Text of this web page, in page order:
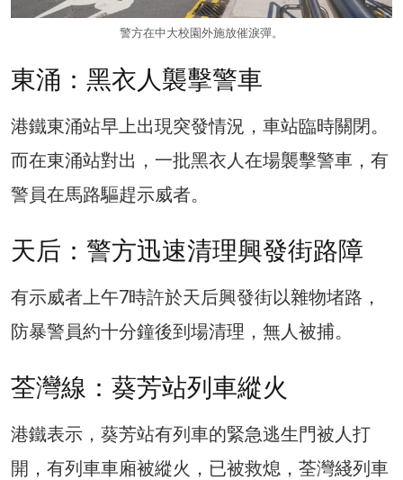
警方在中大校園外施放催淚彈。
東涌：黑衣人襲擊警車
港鐵東涌站早上出現突發情況，車站臨時關閉。
而在東涌站對出，一批黑衣人在場襲擊警車，有
警員在馬路驅趕示威者。
天后：警方迅速清理興發街路障
有示威者上午7時許於天后興發街以雜物堵路，
防暴警員約十分鐘後到場清理，無人被捕。
荃灣線：葵芳站列車縱火
港鐵表示，葵芳站有列車的緊急逃生門被人打
開，有列車車廂被縱火，已被救熄，荃灣綫列車